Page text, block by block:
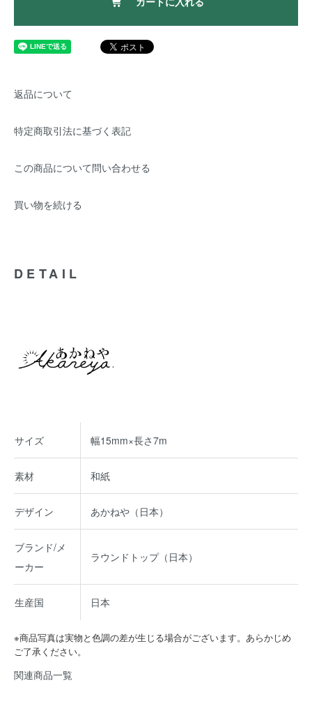
返品について
特定商取引法に基づく表記
この商品について問い合わせる
買い物を続ける
DETAIL
サイズ 幅15mm×長さ7m
素材 和紙
デザイン あかねや（日本）
ブランド/メ
ーカー
ラウンドトップ（日本）
生産国 日本
※商品写真は実物と色調の差が生じる場合がございます。あらかじめ
ご了承ください。
関連商品一覧